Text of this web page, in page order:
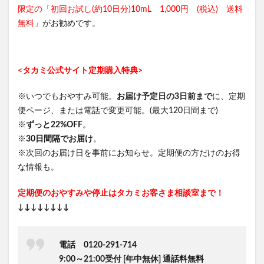
限定の「初回お試し(約10日分)10mL 1,000円 (税込) 送料
無料」 がお勧めです。
<タカミ公式サイト定期購入特典>
※いつでもおやすみ可能。 お届け予定日の3日前までに、定期
便ページ、または電話で変更可能。(最大120日間まで)
※ずっと22%OFF。
※30日間隔でお届け。
※次回のお届け日を事前にお知らせ。定期便の方だけのお得
な情報も。
定期便のおやすみや停止はタカミお客さま相談室まで！
↓↓↓↓↓↓↓↓
電話 0120-291-714
9:00～21:00受付 [年中無休] 通話料無料